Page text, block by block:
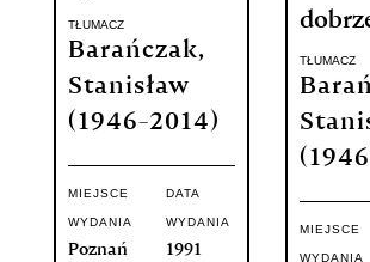
TŁUMACZ
Barańczak,
Stanisław
(1946-2014)
MIEJSCE
WYDANIA
Poznań
DATA
WYDANIA
1991
TŁUMACZ
MIEJSCE
WYDANIA